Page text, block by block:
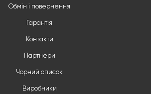
Обмін і повернення
Гарантія
Контакти
Партнери
Чорний список
Виробники